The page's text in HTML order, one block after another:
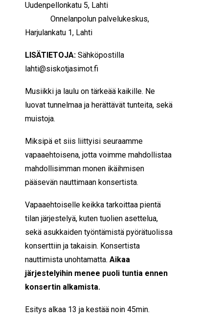
Uudenpellonkatu 5, Lahti
Onnelanpolun palvelukeskus,
Harjulankatu 1, Lahti
LISÄTIETOJA: Sähköpostilla
lahti@siskotjasimot.fi
Musiikki ja laulu on tärkeää kaikille. Ne
luovat tunnelmaa ja herättävät tunteita, sekä
muistoja.
Miksipä et siis liittyisi seuraamme
vapaaehtoisena, jotta voimme mahdollistaa
mahdollisimman monen ikäihmisen
pääsevän nauttimaan konsertista.
Vapaaehtoiselle keikka tarkoittaa pientä
tilan järjestelyä, kuten tuolien asettelua,
sekä asukkaiden työntämistä pyörätuolissa
konserttiin ja takaisin. Konsertista
nauttimista unohtamatta. Aikaa
järjestelyihin menee puoli tuntia ennen
konsertin alkamista.
Esitys alkaa 13 ja kestää noin 45min.